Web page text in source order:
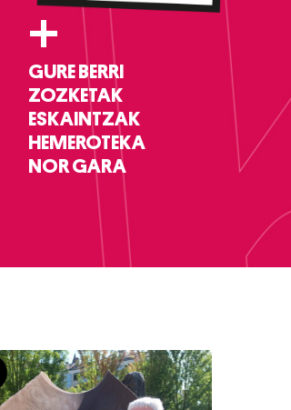
+
GURE BERRI
ZOZKETAK
ESKAINTZAK
HEMEROTEKA
NOR GARA